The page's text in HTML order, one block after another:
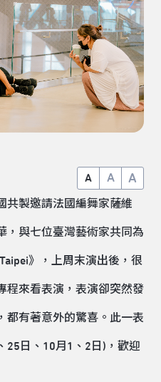
A A A
共製邀請法國編舞家薩維
，與七位臺灣藝術家共同為
》，上周末演出後，很
程來看表演，表演卻突然發
都有著意外的驚喜。此一表
25日、10月1、2日)，歡迎